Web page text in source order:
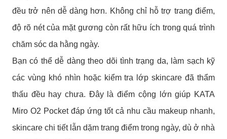
đều trở nên dễ dàng hơn. Không chỉ hỗ trợ trang điểm,
độ rõ nét của mặt gương còn rất hữu ích trong quá trình
chăm sóc da hằng ngày.
Bạn có thể dễ dàng theo dõi tình trạng da, làm sạch kỹ
các vùng khó nhìn hoặc kiểm tra lớp skincare đã thẩm
thấu đều hay chưa. Đây là điểm cộng lớn giúp KATA
Miro O2 Pocket đáp ứng tốt cả nhu cầu makeup nhanh,
skincare chi tiết lẫn dặm trang điểm trong ngày, dù ở nhà